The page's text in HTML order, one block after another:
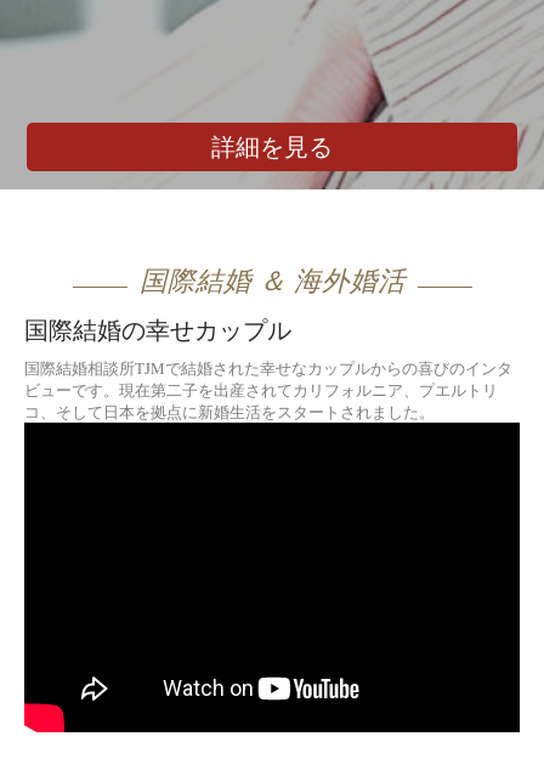
詳細を見る
国際結婚 ＆ 海外婚活
国際結婚の幸せカップル
国際結婚相談所TJMで結婚された幸せなカップルからの喜びのインタ
ビューです。現在第二子を出産されてカリフォルニア、プエルトリ
コ、そして日本を拠点に新婚生活をスタートされました。